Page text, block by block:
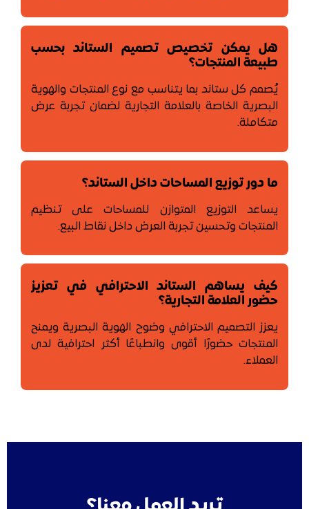
هل يمكن تخصيص تصميم الستاند بحسب
طبيعة المنتجات؟
يُصمم كل ستاند بما يتناسب مع نوع المنتجات والهوية
البصرية الخاصة بالعلامة التجارية لضمان تجربة عرض
متكاملة.
ما دور توزيع المساحات داخل الستاند؟
يساعد التوزيع المتوازن للمساحات على تنظيم
المنتجات وتحسين تجربة العرض داخل نقاط البيع.
كيف يساهم الستاند الاحترافي في تعزيز
حضور العلامة التجارية؟
يعزز التصميم الاحترافي وضوح الهوية البصرية ويمنح
المنتجات حضورًا أقوى وانطباعًا أكثر احترافية لدى
العملاء.